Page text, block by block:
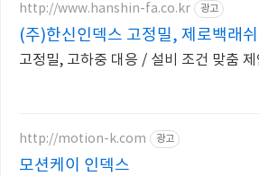
http://www.hanshin-fa.co.kr 광고
(주)한신인덱스 고정밀, 제로백래
고정밀, 고하중 대응 / 설비 조건 맞춤 제
http://motion-k.com 광고
모션케이 인덱스